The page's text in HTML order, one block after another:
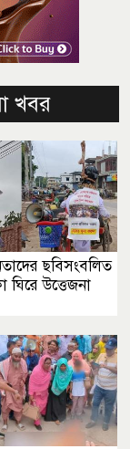
খবর
ছবিসংবলিত
ঘিরে উত্তেজনা